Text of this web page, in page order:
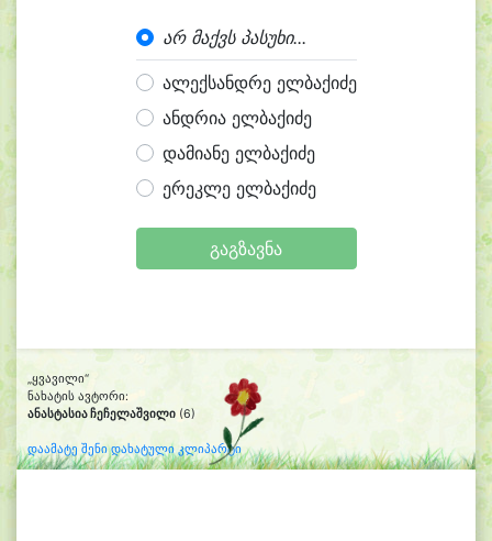
არ მაქვს პასუხი...
ალექსანდრე ელბაქიძე
ანდრია ელბაქიძე
დამიანე ელბაქიძე
ერეკლე ელბაქიძე
გაგზავნა
„ყვავილი“
ნახატის ავტორი:
ანასტასია ჩეჩელაშვილი (6)
დაამატე შენი დახატული კლიპარტი